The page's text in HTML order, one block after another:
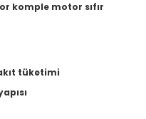
komple motor sıfır
tüketimi